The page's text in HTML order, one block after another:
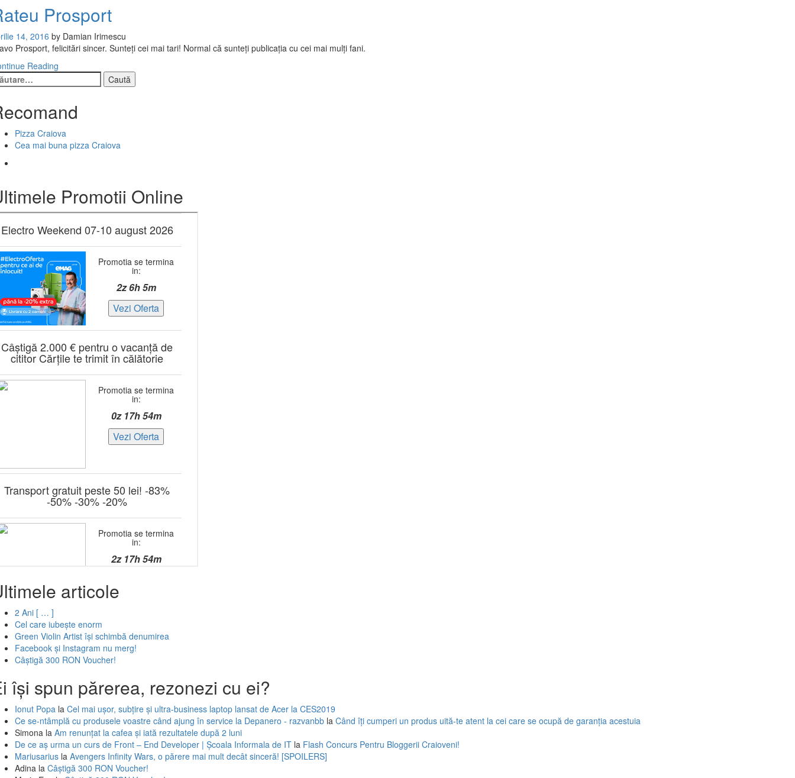
Prosport
14, 2016 by Damian Irimescu
Prosport, felicitări sincer. Sunteți cei mai tari! Normal că sunteți publicația cu cei mai mulți fani.
Reading
Pizza Craiova
Cea mai buna pizza Craiova
Promotii Online
articole
2 Ani [ … ]
Cel care iubește enorm
Green Violin Artist își schimbă denumirea
Facebook și Instagram nu merg!
Câștigă 300 RON Voucher!
își spun părerea, rezonezi cu ei?
Ionut Popa la Cel mai ușor, subțire și ultra-business laptop lansat de Acer la CES2019
Ce se-ntâmplă cu produsele voastre când ajung în service la Depanero - razvanbb la Când îți cumperi un produs uită-te atent la cei care se ocupă de garanția acestuia
Simona la Am renunțat la cafea și iată rezultatele după 2 luni
De ce aș urma un curs de Front – End Developer | Școala Informala de IT la Flash Concurs Pentru Bloggerii Craioveni!
Mariusarius la Avengers Infinity Wars, o părere mai mult decât sinceră! [SPOILERS]
Adina la Câștigă 300 RON Voucher!